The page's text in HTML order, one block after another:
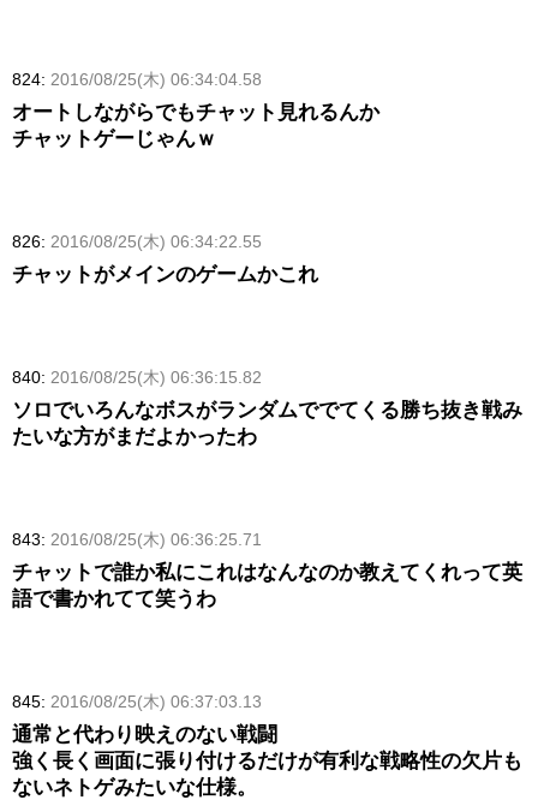
824: 2016/08/25(木) 06:34:04.58
オートしながらでもチャット見れるんか
チャットゲーじゃんｗ
826: 2016/08/25(木) 06:34:22.55
チャットがメインのゲームかこれ
840: 2016/08/25(木) 06:36:15.82
ソロでいろんなボスがランダムででてくる勝ち抜き戦み
たいな方がまだよかったわ
843: 2016/08/25(木) 06:36:25.71
チャットで誰か私にこれはなんなのか教えてくれって英
語で書かれてて笑うわ
845: 2016/08/25(木) 06:37:03.13
通常と代わり映えのない戦闘
強く長く画面に張り付けるだけが有利な戦略性の欠片も
ないネトゲみたいな仕様。